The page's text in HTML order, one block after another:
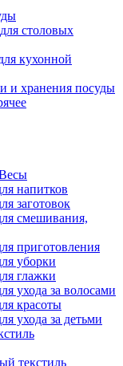
столовых
кухонной
и хранения посуды
напитков
заготовок
смешивания,
приготовления
уборки
глажки
ухода за волосами
красоты
ухода за детьми
текстиль